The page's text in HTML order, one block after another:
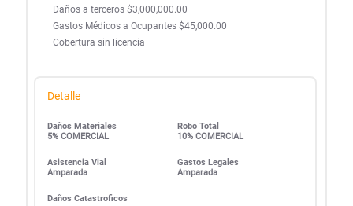
Daños a terceros $3,000,000.00
Gastos Médicos a Ocupantes $45,000.00
Cobertura sin licencia
Detalle
Daños Materiales
5% COMERCIAL
Robo Total
10% COMERCIAL
Asistencia Vial
Amparada
Gastos Legales
Amparada
Daños Catastroficos